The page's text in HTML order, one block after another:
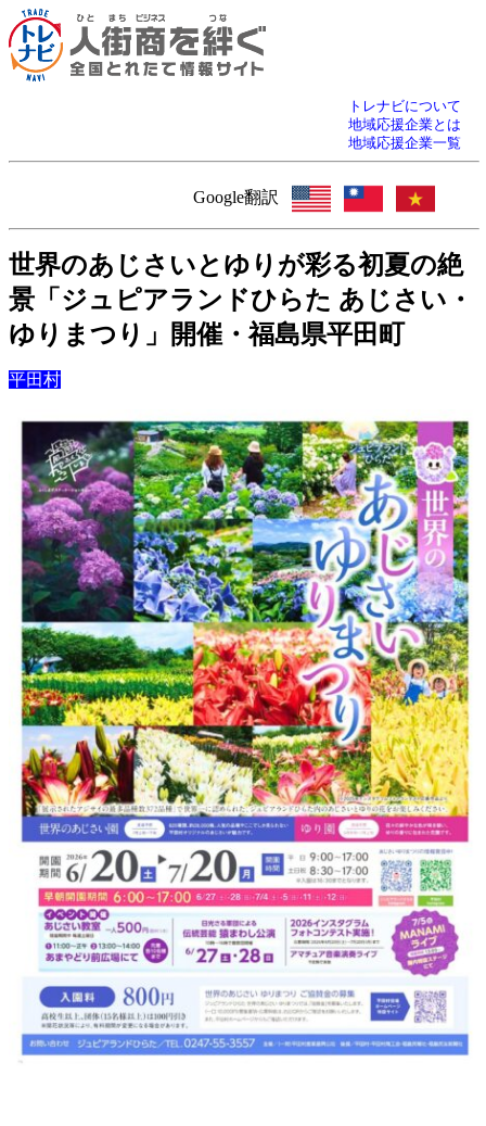
トレナビについて
地域応援企業とは
地域応援企業一覧
Google翻訳
世界のあじさいとゆりが彩る初夏の絶
景「ジュピアランドひらた あじさい・
ゆりまつり」開催・福島県平田町
平田村